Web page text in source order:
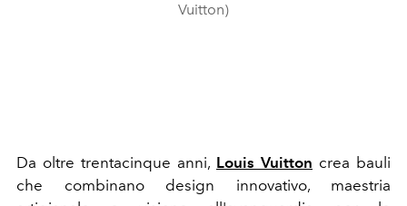
Vuitton)
Da oltre trentacinque anni, Louis Vuitton crea bauli
che combinano design innovativo, maestria